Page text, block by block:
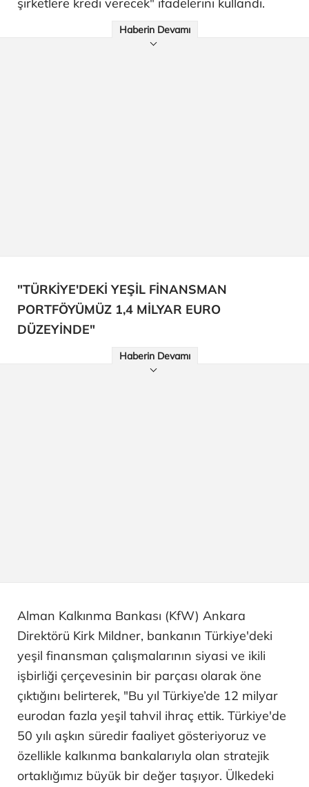
şirketlere kredi verecek" ifadelerini kullandı.
Haberin Devamı
"TÜRKİYE'DEKİ YEŞİL FİNANSMAN
PORTFÖYÜMÜZ 1,4 MİLYAR EURO
DÜZEYİNDE"
Haberin Devamı
Alman Kalkınma Bankası (KfW) Ankara
Direktörü Kirk Mildner, bankanın Türkiye'deki
yeşil finansman çalışmalarının siyasi ve ikili
işbirliği çerçevesinin bir parçası olarak öne
çıktığını belirterek, "Bu yıl Türkiye’de 12 milyar
eurodan fazla yeşil tahvil ihraç ettik. Türkiye'de
50 yılı aşkın süredir faaliyet gösteriyoruz ve
özellikle kalkınma bankalarıyla olan stratejik
ortaklığımız büyük bir değer taşıyor. Ülkedeki